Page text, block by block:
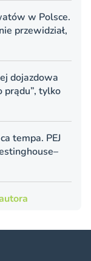
w Polsce.
przewidział,
dojazdowa
prądu”, tylko
tempa. PEJ